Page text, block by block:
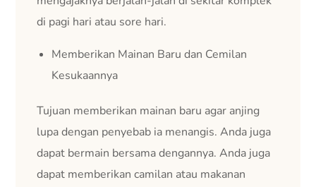
di pagi hari atau sore hari.
Memberikan Mainan Baru dan Cemilan
Kesukaannya
Tujuan memberikan mainan baru agar anjing
lupa dengan penyebab ia menangis. Anda juga
dapat bermain bersama dengannya. Anda juga
dapat memberikan camilan atau makanan